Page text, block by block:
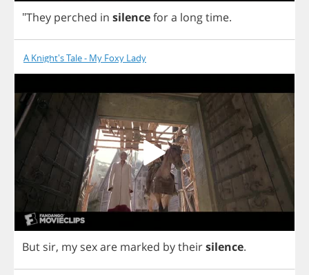
"They perched in silencefora longtime.
A Knight's Tale - My Foxy Lady
But sir, my sexare marked bytheirsilence.